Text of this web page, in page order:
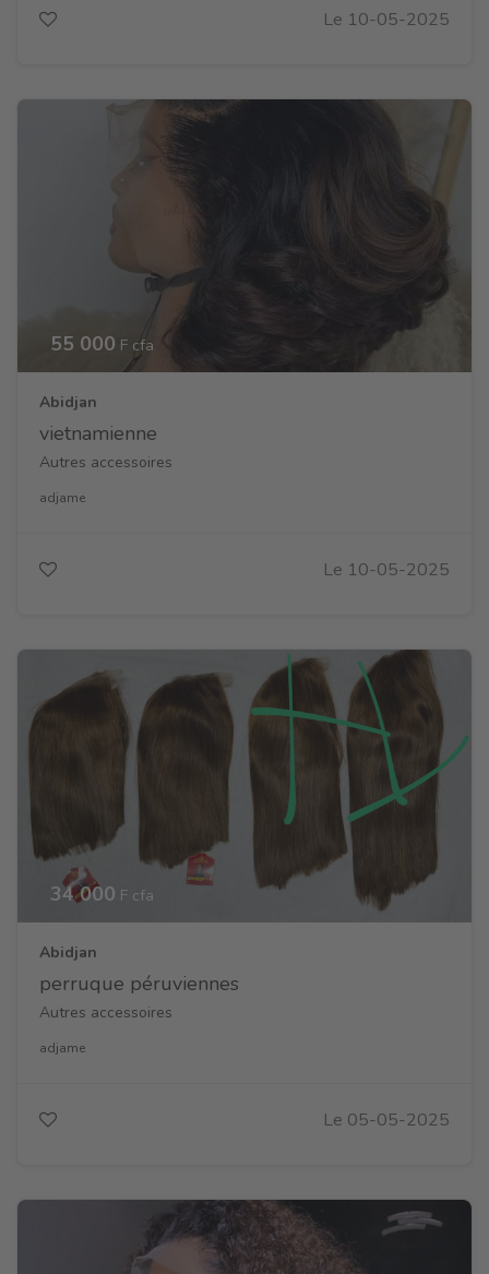
Le 10-05-2025
55 000 F cfa
Abidjan
vietnamienne
Autres accessoires
adjame
Le 10-05-2025
34 000 F cfa
Abidjan
perruque péruviennes
Autres accessoires
adjame
Le 05-05-2025